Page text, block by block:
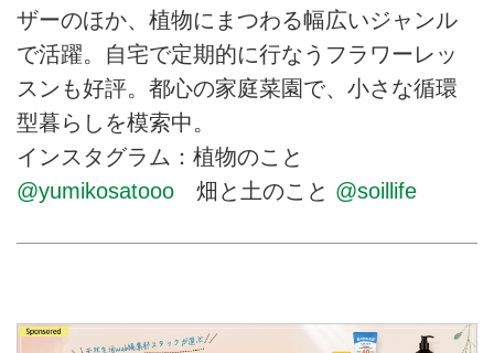
ザーのほか、植物にまつわる幅広いジャンル
で活躍。自宅で定期的に行なうフラワーレッ
スンも好評。都心の家庭菜園で、小さな循環
型暮らしを模索中。
インスタグラム：植物のこと
@yumikosatooo 畑と土のこと @soillife